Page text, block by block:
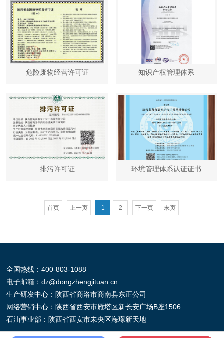
危险废物经营许可证 知识产权管理体系
排污许可证 环境管理体系认证证书
首页 上一页 1 2 下一页 末页
全国热线：400-803-1088
电子邮箱：dz@dongzhengjituan.cn
生产研发中心：陕西省商洛市商南县东正公司
网络营销中心：陕西省西安市雁塔区新长安广场B座1506
石油事业部：陕西省西安市未央区海璟新天地